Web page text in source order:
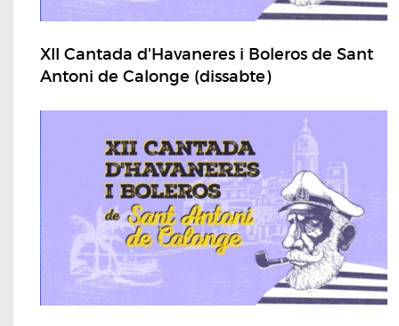
XII Cantada d'Havaneres i Boleros de Sant
Antoni de Calonge (dissabte)